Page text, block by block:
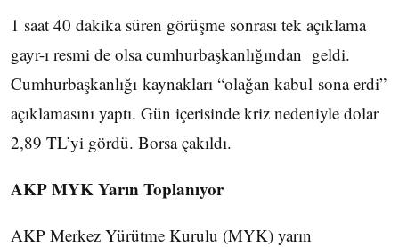
1 saat 40 dakika süren görüşme sonrası tek açıklama
gayr-ı resmi de olsa cumhurbaşkanlığından geldi.
Cumhurbaşkanlığı kaynakları “olağan kabul sona erdi”
açıklamasını yaptı. Gün içerisinde kriz nedeniyle dolar
2,89 TL’yi gördü. Borsa çakıldı.
AKP MYK Yarın Toplanıyor
AKP Merkez Yürütme Kurulu (MYK) yarın